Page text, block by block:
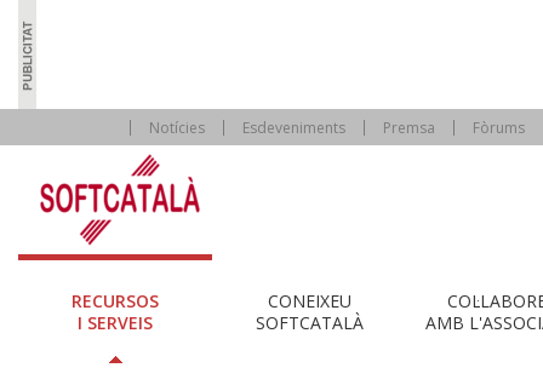
Notícies Esdeveniments Premsa Fòrums
RECURSOS
I SERVEIS
CONEIXEU
SOFTCATALÀ
AMB